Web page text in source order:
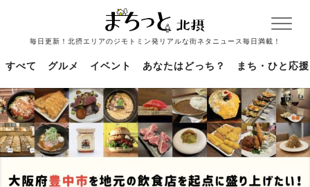
毎日更新！北摂エリアのジモトミン発リアルな街ネタニュース毎日満載！
すべて グルメ イベント あなたはどっち？ まち・ひと応援